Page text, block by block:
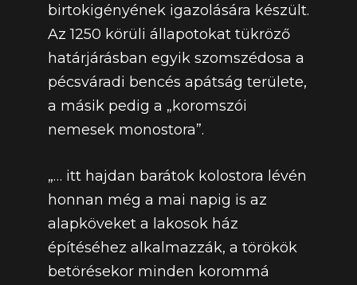
birtokigényének igazolására készült.
Az 1250 körüli állapotokat tükröző
határjárásban egyik szomszédosa a
pécsváradi bencés apátság területe,
a másik pedig a „koromszói
nemesek monostora”.
„… itt hajdan barátok kolostora lévén
honnan még a mai napig is az
alapköveket a lakosok ház
építéséhez alkalmazzák, a törökök
betörésekor minden korommá